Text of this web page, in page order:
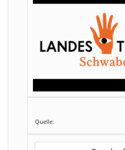
Quelle: